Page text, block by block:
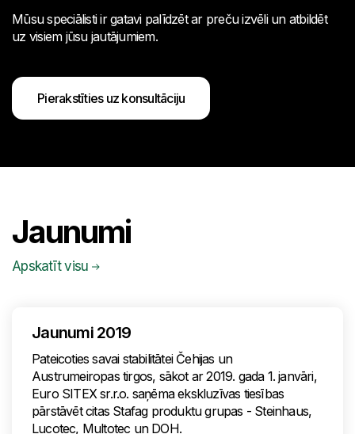
Mūsu speciālisti ir gatavi palīdzēt ar preču izvēli un atbildēt
uz visiem jūsu jautājumiem.
Pierakstīties uz konsultāciju
Jaunumi
Apskatīt visu
Jaunumi 2019
Pateicoties savai stabilitātei Čehijas un
Austrumeiropas tirgos, sākot ar 2019. gada 1. janvāri,
Euro SITEX sr.r.o. saņēma ekskluzīvas tiesības
pārstāvēt citas Stafag produktu grupas - Steinhaus,
Lucotec, Multotec un DOH.